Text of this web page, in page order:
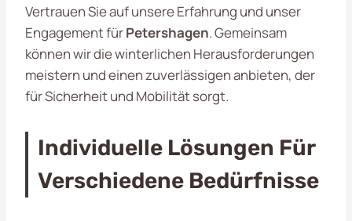
Vertrauen Sie auf unsere Erfahrung und unser
Engagement fürPetershagen. Gemeinsam
können wir die winterlichen Herausforderungen
meistern und einen zuverlässigen anbieten, der
für Sicherheit und Mobilität sorgt.
Individuelle Lösungen Für
Verschiedene Bedürfnisse